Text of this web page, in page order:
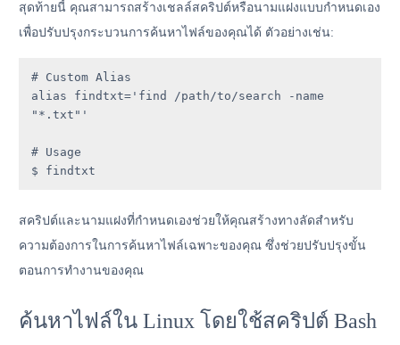
สุดท้ายนี้ คุณสามารถสร้างเชลล์สคริปต์หรือนามแฝงแบบกำหนดเอง
เพื่อปรับปรุงกระบวนการค้นหาไฟล์ของคุณได้ ตัวอย่างเช่น:
# Custom Alias
alias findtxt='find /path/to/search -name
"*.txt"'
# Usage
$ findtxt
สคริปต์และนามแฝงที่กำหนดเองช่วยให้คุณสร้างทางลัดสำหรับ
ความต้องการในการค้นหาไฟล์เฉพาะของคุณ ซึ่งช่วยปรับปรุงขั้น
ตอนการทำงานของคุณ
ค้นหาไฟล์ใน Linux โดยใช้สคริปต์ Bash